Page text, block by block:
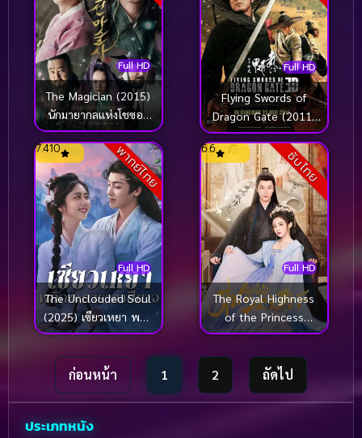
Full HD
The Magician (2015)
นักมายากลแห่งโชซอล
(ซับไทย)
Full HD
Flying Swords of
Dragon Gate (2011)
พยัคฆ์ตะลุยพยัคฆ์
พากย์ไทย
Full HD
7.410
The Unclouded Soul
(2025) เซียวเหยา พลิก
ชะตาราชาปีศาจ
ซับไทย
Full HD
6.6
The Royal Highness
of the Princess
(2025)
ก่อนหน้า 1 2 ถัดไป
ประเภทหนัง